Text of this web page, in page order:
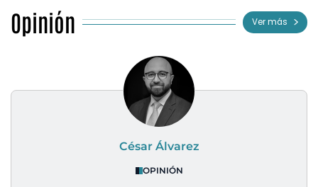
Opinión Ver más
César Álvarez
OPINIÓN